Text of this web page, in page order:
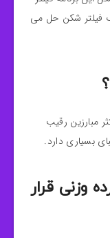
فیلتر شکن حل می
مبارزین رقیب
وزنی قرار